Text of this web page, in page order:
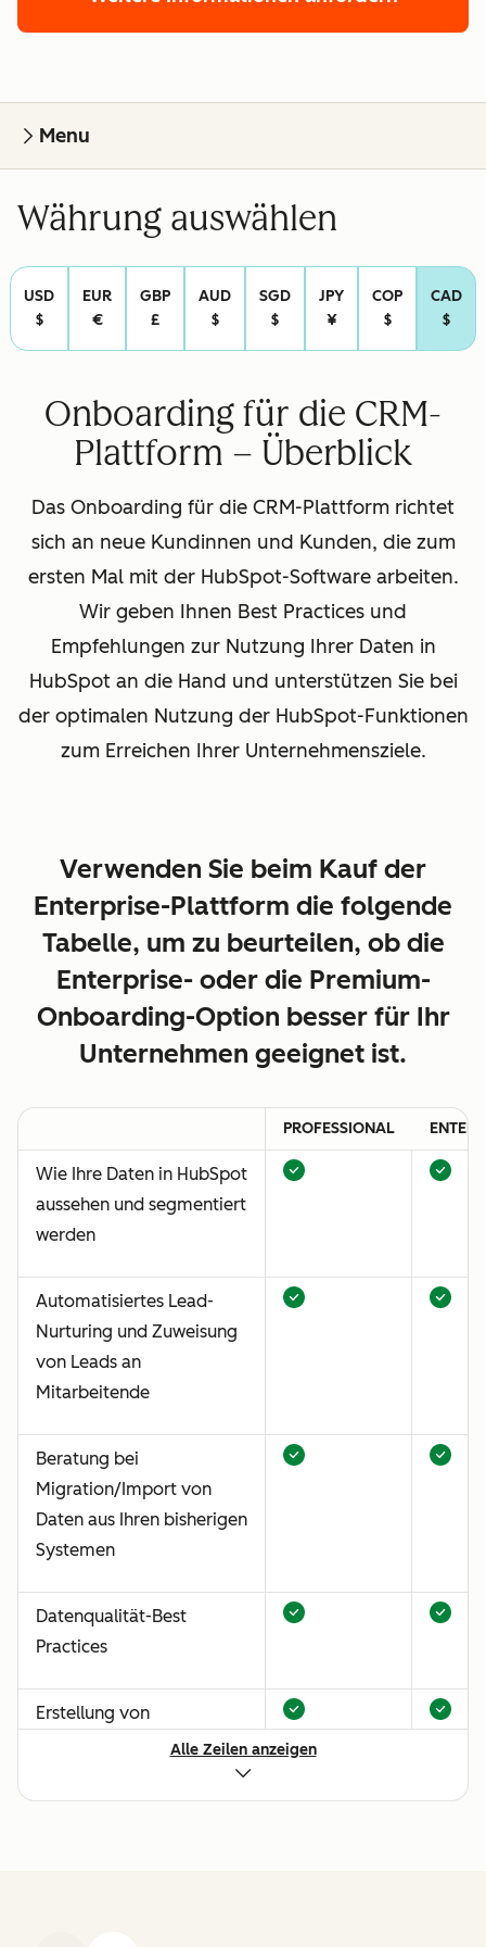
Menu
Währung auswählen
USD
$
EUR
€
GBP
£
AUD
$
SGD
$
JPY
¥
COP
$
CAD
$
Onboarding für die CRM-
Plattform – Überblick
Das Onboarding für die CRM-Plattform richtet
sich an neue Kundinnen und Kunden, die zum
ersten Mal mit der HubSpot-Software arbeiten.
Wir geben Ihnen Best Practices und
Empfehlungen zur Nutzung Ihrer Daten in
HubSpot an die Hand und unterstützen Sie bei
der optimalen Nutzung der HubSpot-Funktionen
zum Erreichen Ihrer Unternehmensziele.
Verwenden Sie beim Kauf der
Enterprise-Plattform die folgende
Tabelle, um zu beurteilen, ob die
Enterprise- oder die Premium-
Onboarding-Option besser für Ihr
Unternehmen geeignet ist.
PROFESSIONAL
Wie Ihre Daten in HubSpot
aussehen und segmentiert
werden
Automatisiertes Lead-
Nurturing und Zuweisung
von Leads an
Mitarbeitende
Beratung bei
Migration/Import von
Daten aus Ihren bisherigen
Systemen
Datenqualität-Best
Practices
Erstellung von
benutzerdefiniertenAlle Zeilen anzeigen